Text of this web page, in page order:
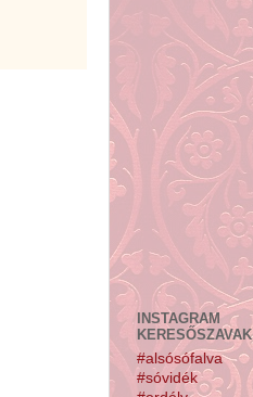
INSTAGRAM
KERESŐSZAVAK
#alsósófalva
#sóvidék